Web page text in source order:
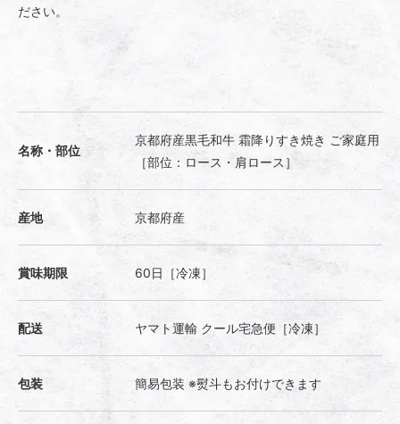
ださい。
名称・部位
京都府産黒毛和牛 霜降りすき焼き ご家庭用
［部位：ロース・肩ロース］
産地 京都府産
賞味期限 60日［冷凍］
配送 ヤマト運輸 クール宅急便［冷凍］
包装 簡易包装 ※熨斗もお付けできます